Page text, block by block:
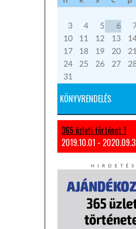
3
4 5 6
10
11 12 13
17
18 19 20 21
24
25 26 27
31
KÖNYVRENDELÉS
365 üzleti történet 1
2019.10.01 -